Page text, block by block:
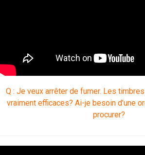
Q : Je veux arrêter de fumer. Les
vraiment efficaces? Ai-je besoin d’une
procurer?